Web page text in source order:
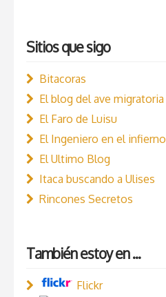
Sitios que sigo
Bitacoras
El blog del ave migratoria
El Faro de Luisu
El Ingeniero en el infierno
El Ultimo Blog
Itaca buscando a Ulises
Rincones Secretos
También estoy en ...
Flickr